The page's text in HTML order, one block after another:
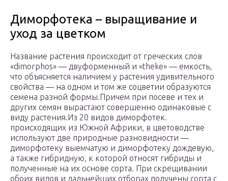
Диморфотека – выращивание и
уход за цветком
Название растения происходит от греческих слов
«dimorphos» — двуформенный и «theke» — емкость,
что объясняется наличием у растения удивительного
свойства — на одном и том же соцветии образуются
семена разной формы.Причем при посеве и тех и
других семян вырастают совершенно одинаковые с
виду растения.Из 20 видов диморфотек.
происходящих из Южной Африки, в цветоводстве
используют две природные разновидности —
диморфотеку выемчатую и диморфотеку дождевую,
а также гибридную, к которой относят гибриды и
полученные на их основе сорта. При скрещивании
обоих видов и дальнейших отборах получены сорта с